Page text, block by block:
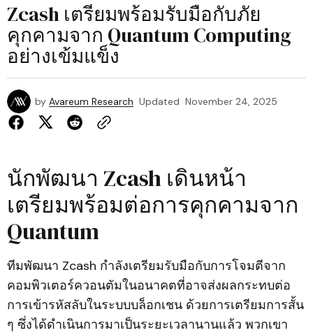
Zcash เตรียมพร้อมรับมือกับภัย
คุกคามจาก Quantum Computing
อย่างเข้มแข็ง
by Avareum Research Updated November 24, 2025
นักพัฒนา Zcash เดินหน้า
เตรียมพร้อมต่อการคุกคามจาก
Quantum
ทีมพัฒนา Zcash กำลังเตรียมรับมือกับการโจมตีจาก
คอมพิวเตอร์ควอนตัมในอนาคตที่อาจส่งผลกระทบต่อ
การเข้ารหัสลับในระบบบล็อกเชน ด้วยการเตรียมการสั้น
ๆ ซึ่งได้ดำเนินการมาเป็นระยะเวลานานแล้ว พวกเขา